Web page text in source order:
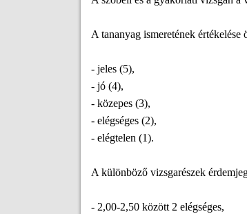
A tananyag ismeretének értékelése
- jeles (5),
- jó (4),
- közepes (3),
- elégséges (2),
- elégtelen (1).
A különböző vizsgarészek
- 2,00-2,50 között 2 elégséges,